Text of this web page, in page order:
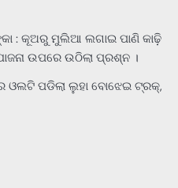
: କୂଅରୁ ମୁଲିଆ ଲଗାଇ ପାଣି କାଢ଼ି
ଉପରେ ଉଠିଲା ପ୍ରଶ୍ନ ।
ଓଲଟି ପଡିଲା ଲୁହା ବୋଝେଇ ଟ୍ରକ୍‌,